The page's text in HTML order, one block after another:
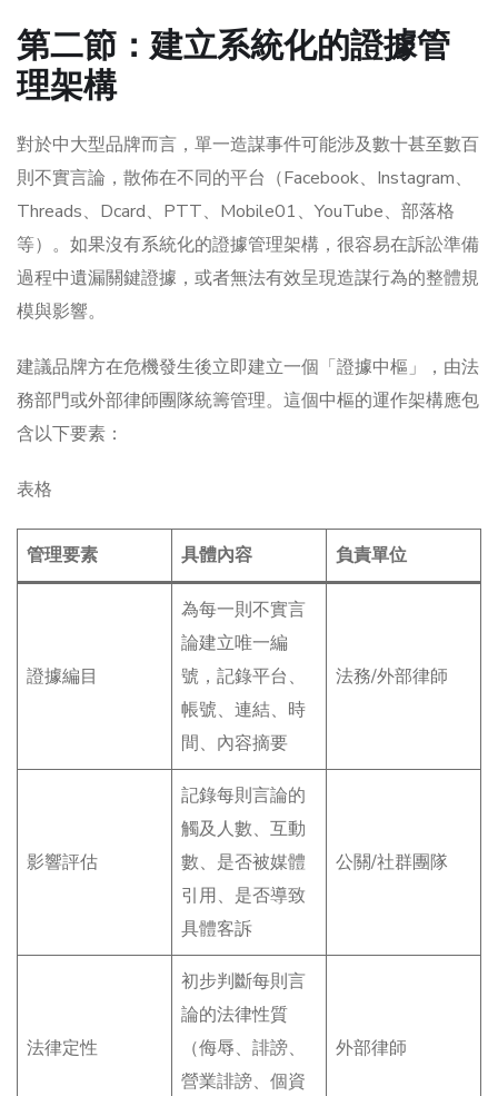
第二節：建立系統化的證據管
理架構
對於中大型品牌而言，單一造謀事件可能涉及數十甚至數百
則不實言論，散佈在不同的平台（Facebook、Instagram、
Threads、Dcard、PTT、Mobile01、YouTube、部落格
等）。如果沒有系統化的證據管理架構，很容易在訴訟準備
過程中遺漏關鍵證據，或者無法有效呈現造謀行為的整體規
模與影響。
建議品牌方在危機發生後立即建立一個「證據中樞」，由法
務部門或外部律師團隊統籌管理。這個中樞的運作架構應包
含以下要素：
表格
管理要素 具體內容 負責單位
證據編目
為每一則不實言
論建立唯一編
號，記錄平台、
帳號、連結、時
間、內容摘要
法務/外部律師
影響評估
記錄每則言論的
觸及人數、互動
數、是否被媒體
引用、是否導致
具體客訴
公關/社群團隊
法律定性
初步判斷每則言
論的法律性質
（侮辱、誹謗、
營業誹謗、個資
外部律師